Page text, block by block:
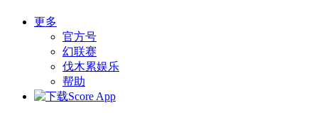
更多
官方号
幻联赛
伐木累娱乐
帮助